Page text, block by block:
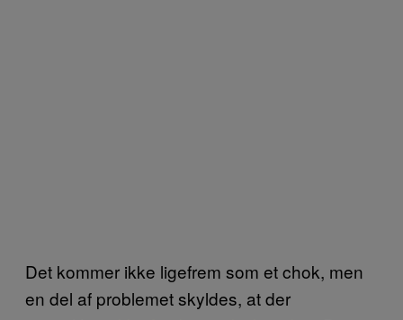
Det kommer ikke ligefrem som et chok, men
en del af problemet skyldes, at der